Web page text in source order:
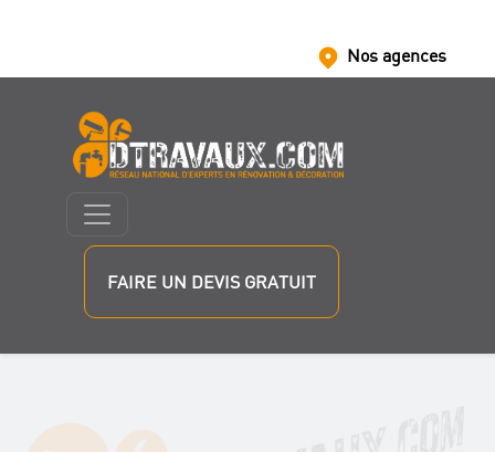
Nos agences
Nous rejoindre
Nos partenaires
FAIRE UN DEVIS GRATUIT